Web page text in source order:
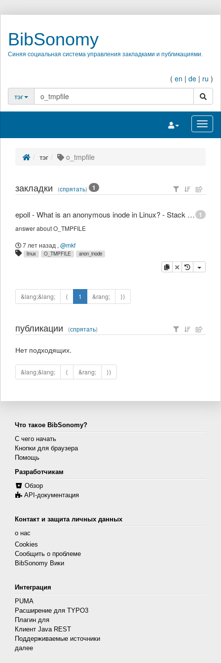
BibSonomy
Синяя социальная система управления закладками и публикациями.
( en | de | ru )
тэг
поиск
Переключить
тэг o_tmpfile
закладки (спрятать) 1
1
epoll - What is an anonymous inode in Linux? - Stack Overflow
answer about O_TMPFILE
7 лет назад , @mkf
linux O_TMPFILE anon_inode
копировать
удалить
&lang;&lang; ⟨ 1 &rang; ⟩⟩
публикации (спрятать)
Нет подходящих.
&lang;&lang; ⟨ &rang; ⟩⟩
Что такое BibSonomy?
С чего начать
Кнопки для браузера
Помощь
Разработчикам
Обзор
API-документация
Контакт и защита личных данных
о нас
Cookies
Сообщить о проблеме
BibSonomy Вики
Интеграция
PUMA
Расширение для TYPO3
Плагин для
Клиент Java REST
Поддерживаемые источники
далее